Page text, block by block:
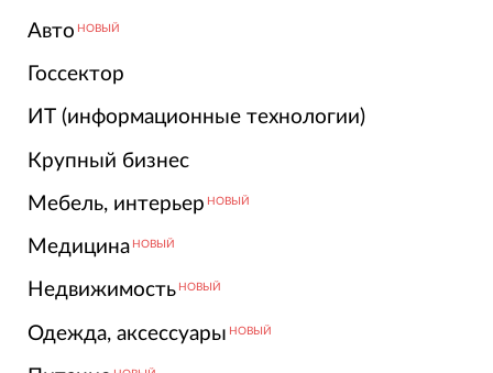
Авто НОВЫЙ
Госсектор
ИТ (информационные технологии)
Крупный бизнес
Мебель, интерьер НОВЫЙ
Медицина НОВЫЙ
Недвижимость НОВЫЙ
Одежда, аксессуары НОВЫЙ